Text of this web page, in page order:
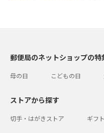
郵便局のネットショップの特
母の日 こどもの日
ストアから探す
切手・はがきストア ギフ